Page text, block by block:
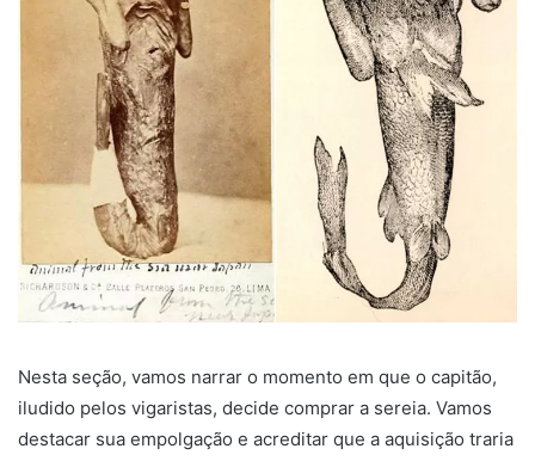
Nesta seção, vamos narrar o momento em que o capitão,
iludido pelos vigaristas, decide comprar a sereia. Vamos
destacar sua empolgação e acreditar que a aquisição traria